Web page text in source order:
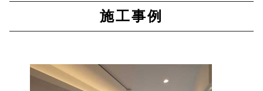
施工事例